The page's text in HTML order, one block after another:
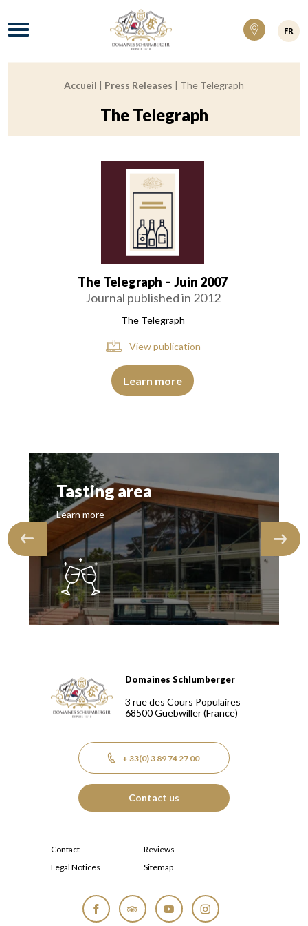
Domaines Schlumberger Vignerons 100%
Menu
FR
Breadcrumb:Accueil | Press Releases | The Telegraph
The Telegraph
The Telegraph – Juin 2007
Journal published in 2012
The Telegraph
View publication
Learn more
Tasting area
Learn more
Domaines Schlumberger Vignerons 100% récoltants
Domaines Schlumberger
3 rue des Cours Populaires
68500Guebwiller(France)
+ 33(0) 3 89 74 27 00
Contact us
Contact
Reviews
Legal Notices
Sitemap